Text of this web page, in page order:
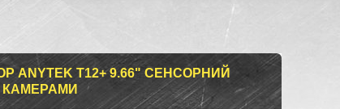
ANYTEK T12+ 9.66" СЕНСОРНИЙ